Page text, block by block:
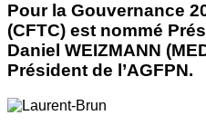
Pour la Gouvernance
(CFTC) est nommé
Daniel WEIZMANN
Président de l’AGFPN.